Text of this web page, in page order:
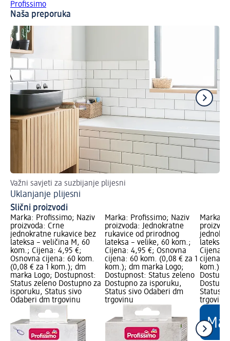
Profissimo
Naša preporuka
Važni savjeti za suzbijanje plijesni
Uklanjanje plijesni
Slični proizvodi
Marka: Profissimo; Naziv
proizvoda: Crne
jednokratne rukavice bez
lateksa – veličina M, 60
kom.; Cijena: 4,95 €;
Osnovna cijena: 60 kom.
(0,08 € za 1 kom.); dm
marka Logo; Dostupnost:
Status zeleno Dostupno za
isporuku, Status sivo
Odaberi dm trgovinu
Marka: Profissimo; Naziv
proizvoda: Jednokratne
rukavice od prirodnog
lateksa – velike, 60 kom.;
Cijena: 4,95 €; Osnovna
cijena: 60 kom. (0,08 € za 1
kom.); dm marka Logo;
Dostupnost: Status zeleno
Dostupno za isporuku,
Status sivo Odaberi dm
trgovinu
Marka:
lateksa
Cijena:
cijena:
kom.);
Status
trgovinu